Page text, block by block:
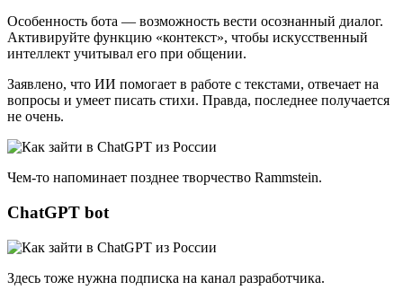
Особенность бота — возможность вести осознанный диалог.
Активируйте функцию «контекст», чтобы искусственный
интеллект учитывал его при общении.
Заявлено, что ИИ помогает в работе с текстами, отвечает на
вопросы и умеет писать стихи. Правда, последнее получается
не очень.
Чем-то напоминает позднее творчество Rammstein.
ChatGPT bot
Здесь тоже нужна подписка на канал разработчика.